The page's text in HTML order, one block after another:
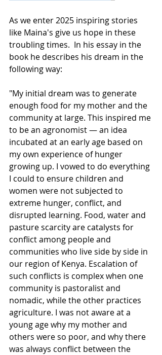
As we enter 2025 inspiring stories
like Maina's give us hope in these
troubling times.  In his essay in the
book he describes his dream in the
following way:
"My initial dream was to generate
enough food for my mother and the
community at large. This inspired me
to be an agronomist — an idea
incubated at an early age based on
my own experience of hunger
growing up. I vowed to do everything
I could to ensure children and
women were not subjected to
extreme hunger, conflict, and
disrupted learning. Food, water and
pasture scarcity are catalysts for
conflict among people and
communities who live side by side in
our region of Kenya. Escalation of
such conflicts is complex when one
community is pastoralist and
nomadic, while the other practices
agriculture. I was not aware at a
young age why my mother and
others were so poor, and why there
was always conflict between the